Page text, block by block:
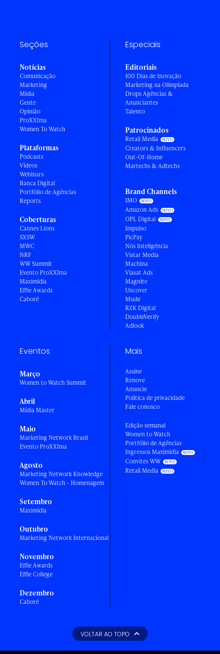
Seções
Notícias
Comunicação
Marketing
Mídia
Gente
Opinião
ProXXIma
Women To Watch
Plataformas
Podcasts
Vídeos
Webinars
Banca Digital
Portfólio de Agências
Reports
Coberturas
Cannes Lions
SXSW
MWC
NRF
WW Summit
Evento ProXXIma
Maximídia
Effie Awards
Caboré
Especiais
Editoriais
100 Dias de Inovação
Marketing na Olimpíada
Drops Agências &
Anunciantes
Talento
Patrocinados
Retail Media
Creators & Influencers
Out-Of-Home
Martechs & Adtechs
Brand Channels
IMO
Amazon Ads
OPL Digital
Impulso
PicPay
Nós Inteligência
Vistar Media
Machina
Viasat Ads
Magnite
Uncover
Mude
RZK Digital
DoubleVerify
Adlook
Eventos
Março
Women to Watch Summit
Abril
Mídia Master
Maio
Marketing Network Brasil
Evento ProXXIma
Agosto
Marketing Network Knowledge
Women To Watch - Homenagem
Setembro
Maximídia
Outubro
Marketing Network Internacional
Novembro
Effie Awards
Effie College
Dezembro
Caboré
Mais
Assine
Renove
Anuncie
Política de privacidade
Fale conosco
Edição semanal
Women to Watch
Portfólio de Agências
Ingressos Maximídia
Convites WW
Retail Media
VOLTAR AO TOPO